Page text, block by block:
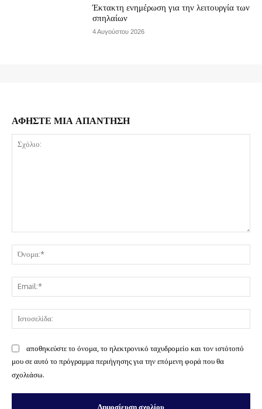
Έκτακτη ενημέρωση για την λειτουργία των
σπηλαίων
4 Αυγούστου 2026
ΑΦΗΣΤΕ ΜΙΑ ΑΠΑΝΤΗΣΗ
αποθηκεύστε το όνομα, το ηλεκτρονικό ταχυδρομείο και τον ιστότοπό
μου σε αυτό το πρόγραμμα περιήγησης για την επόμενη φορά που θα
σχολιάσω.